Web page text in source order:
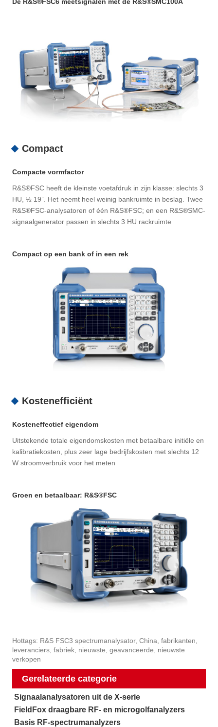
De R&S®FSC6 meetsignalen met de R&S®SMC100A
Compact
Compacte vormfactor
R&S®FSC heeft de kleinste voetafdruk in zijn klasse: slechts 3
HU, ½ 19”. Het neemt heel weinig bankruimte in beslag. Twee
R&S®FSC-analysatoren of één R&S®FSC; en een R&S®SMC-
signaalgenerator passen in slechts 3 HU rackruimte
Compact op een bank of in een rek
Kostenefficiënt
Kosteneffectief eigendom
Uitstekende totale eigendomskosten met betaalbare initiële en
kalibratiekosten, plus zeer lage bedrijfskosten met slechts 12
W stroomverbruik voor het meten
Groen en betaalbaar: R&S®FSC
Hottags: R&S FSC3 spectrumanalysator, China, fabrikanten,
leveranciers, fabriek, nieuwste, geavanceerde, nieuwste
verkopen
Gerelateerde categorie
Signaalanalysatoren uit de X-serie
FieldFox draagbare RF- en microgolfanalyzers
Basis RF-spectrumanalyzers